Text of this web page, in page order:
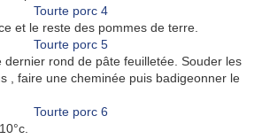
et le reste des pommes de terre.
dernier rond de pâte feuilletée. Souder les
, faire une cheminée puis badigeonner le